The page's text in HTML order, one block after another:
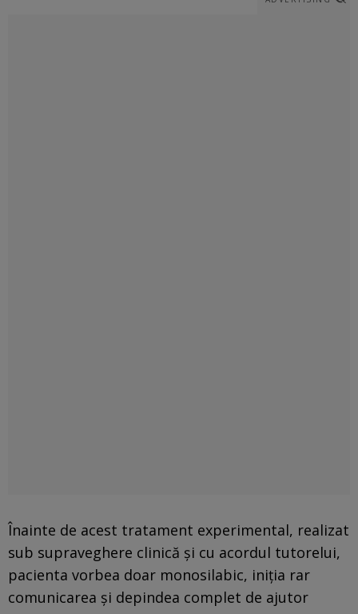
Înainte de acest tratament experimental, realizat
sub supraveghere clinică și cu acordul tutorelui,
pacienta vorbea doar monosilabic, iniția rar
comunicarea și depindea complet de ajutor